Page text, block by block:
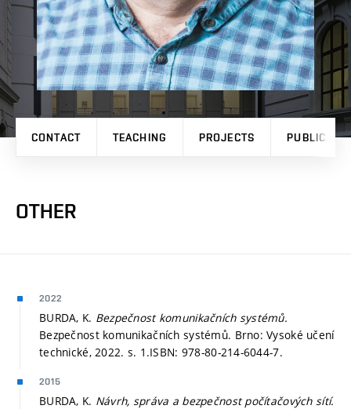
CONTACT TEACHING PROJECTS
OTHER
2022
BURDA, K. Bezpečnost komunikačních systémů.
Bezpečnost komunikačních systémů. Brno: Vysoké učení
technické, 2022. s. 1.ISBN: 978-80-214-6044-7.
2015
BURDA, K. Návrh, správa a bezpečnost počítačových sítí.